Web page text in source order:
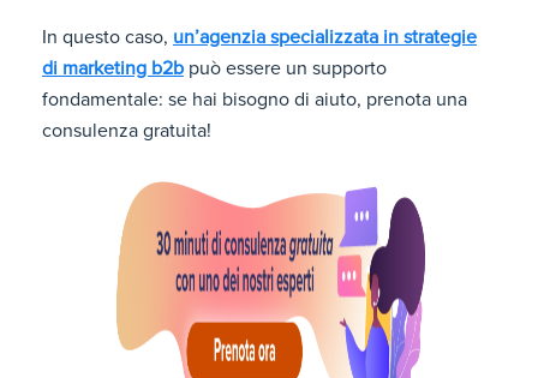
In questo caso, un’agenzia specializzata in strategie
di marketing b2b può essere un supporto
fondamentale: se hai bisogno di aiuto, prenota una
consulenza gratuita!